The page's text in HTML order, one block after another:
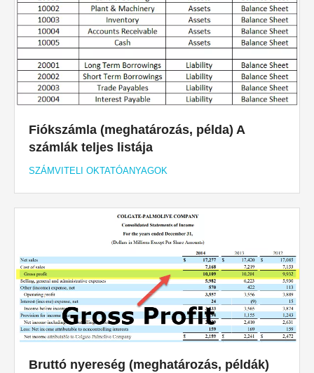
Fiókszámla (meghatározás, példa) A
számlák teljes listája
SZÁMVITELI OKTATÓANYAGOK
Bruttó nyereség (meghatározás, példák)